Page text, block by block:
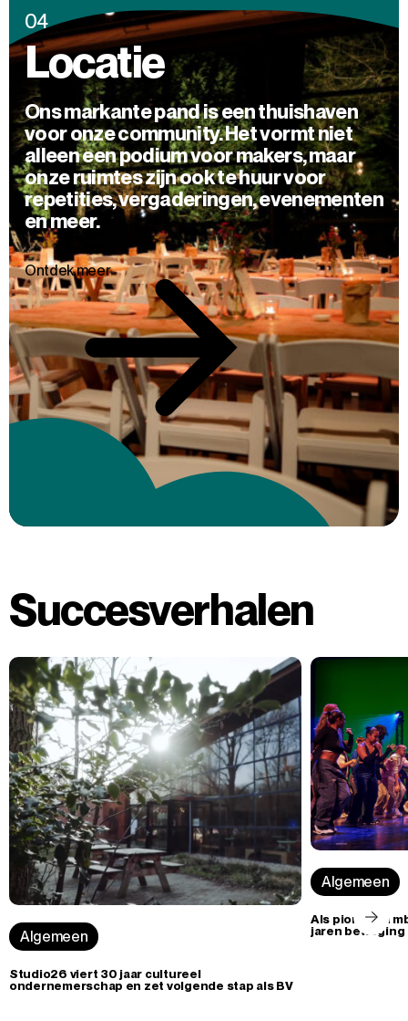
04
Locatie
Ons markante pand is een thuishaven
voor onze community. Het vormt niet
alleen een podium voor makers, maar
onze ruimtes zijn ook te huur voor
repetities, vergaderingen, evenementen
en meer.
Ontdek meer
Succesverhalen
Algemeen
Studio26 viert 30 jaar cultureel
ondernemerschap en zet volgende stap als BV
Algemeen
Als pionier in
jaren